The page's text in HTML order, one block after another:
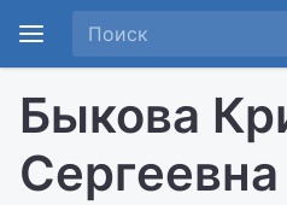
Быкова
Сергеевна